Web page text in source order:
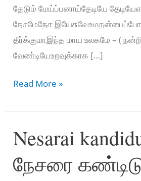
தேடும் மேய்ப்பனாய்தேடியே
நேசமேநேச
தீர்க்குமாஇந்த மாய உலகமே – (
வேண்டியேஉறவுக்காக […]
Nandri
solli
–
நன்றி
சொல்லி
சொல்லி
Read More »
Nesarai
நேசரை